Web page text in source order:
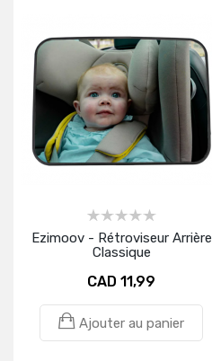
Ezimoov - Rétroviseur Arrière
Classique
CAD 11,99
Ajouter au panier